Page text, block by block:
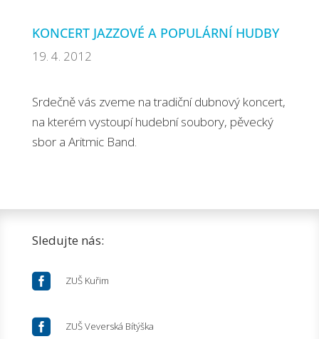
KONCERT JAZZOVÉ A POPULÁRNÍ HUDBY
19. 4. 2012
Srdečně vás zveme na tradiční dubnový koncert,
na kterém vystoupí hudební soubory, pěvecký
sbor a Aritmic Band.
Sledujte nás:
 ZUŠ Kuřim
 ZUŠ Veverská Bítýška